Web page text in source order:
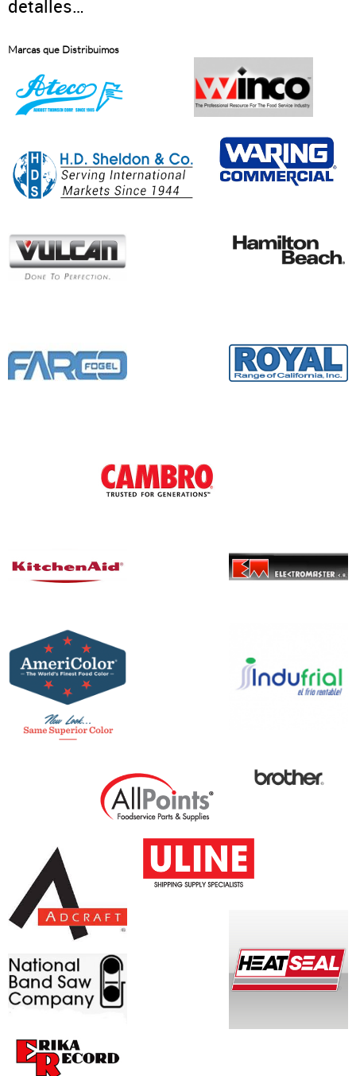
detalles…
Marcas que Distribuimos